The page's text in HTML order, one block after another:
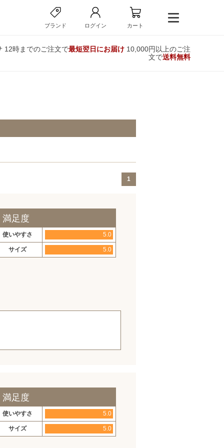
ブランド ログイン カート
12時までのご注文で最短翌日にお届け10,000円以上のご注
文で送料無料
1
満足度
使いやすさ 5.0
サイズ 5.0
満足度
使いやすさ 5.0
サイズ 5.0